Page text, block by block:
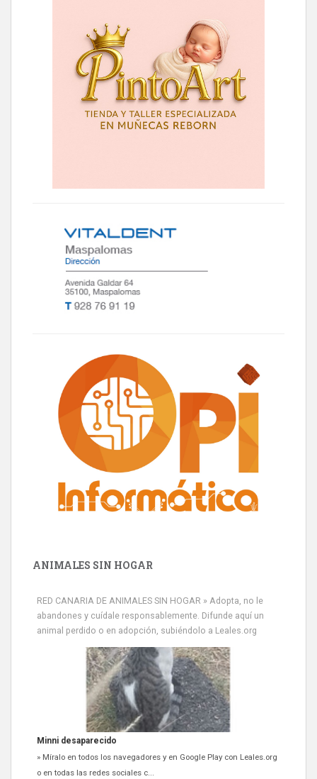
ANIMALES SIN HOGAR
RED CANARIA DE ANIMALES SIN HOGAR » Adopta, no le
abandones y cuídale responsablemente. Difunde aquí un
animal perdido o en adopción, subiéndolo a Leales.org
Siami Perdida
Se llama Siami,es hembra de 4 años,esterilizada con marca de
oreja,cariñosa,mimosa pero miedosa,e...